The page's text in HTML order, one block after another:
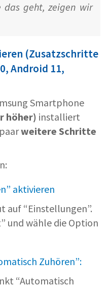
das geht, zeigen wir
(Zusatzschritte
Android 11,
Smartphone
höher) installiert
weitere Schritte
aktivieren
auf “Einstellungen”.
und wähle die Option
Zuhören”:
“Automatisch